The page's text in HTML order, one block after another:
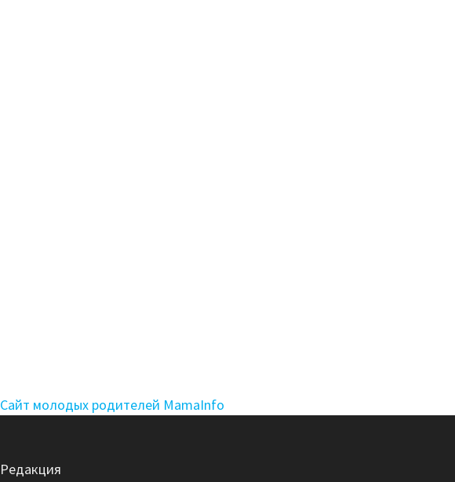
Сайт молодых родителей MamaInfo
Редакция